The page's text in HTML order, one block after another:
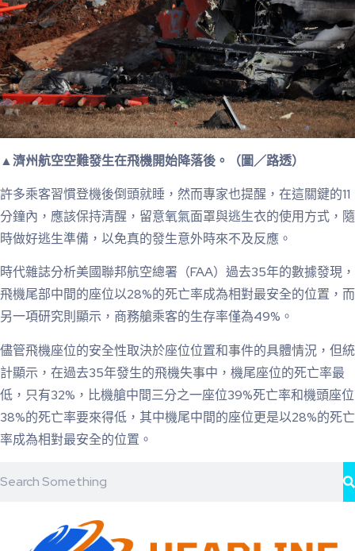
▲濟州航空空難發生在飛機開始降落後。（圖／路透）
許多乘客習慣登機後倒頭就睡，然而專家也提醒，在這關鍵的11
分鐘內，應該保持清醒，留意氧氣面罩與逃生衣的使用方式，隨
時做好逃生準備，以免真的發生意外時來不及反應。
時代雜誌分析美國聯邦航空總署（FAA）過去35年的數據發現，
飛機尾部中間的座位以28%的死亡率成為相對最安全的位置，而
另一項研究則顯示，商務艙乘客的生存率僅為49%。
儘管飛機座位的安全性取決於座位位置和事件的具體情況，但統
計顯示，在過去35年發生的飛機失事中，機尾座位的死亡率最
低，只有32%，比機艙中間三分之一座位39%死亡率和機頭座位
38%的死亡率要來得低，其中機尾中間的座位更是以28%的死亡
率成為相對最安全的位置。